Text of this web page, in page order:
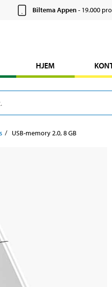
Biltema Appen- 19.000
HJEM
USB-memory 2.0, 8 GB